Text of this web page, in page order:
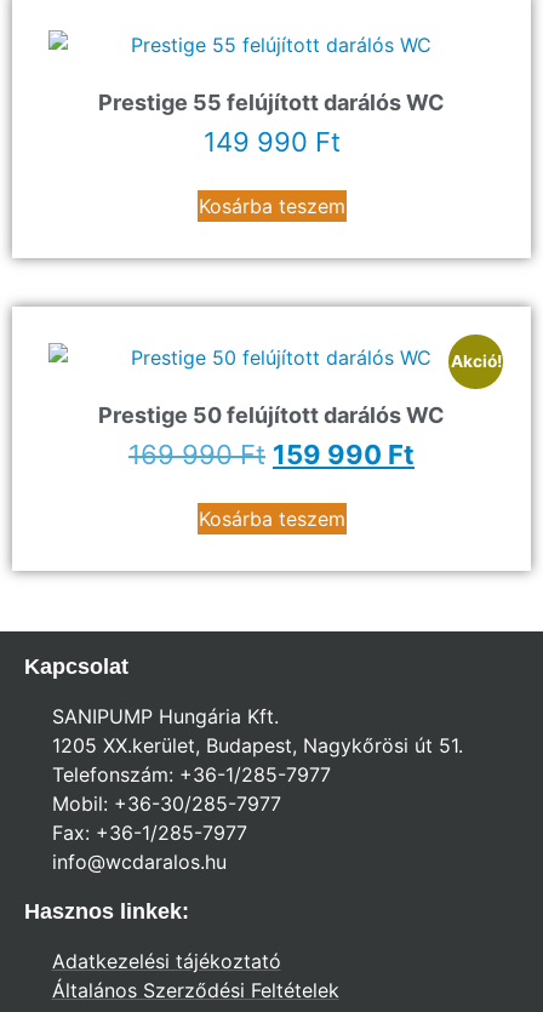
Prestige 55 felújított darálós WC
149 990 Ft
Kosárba teszem
Akció!
Prestige 50 felújított darálós WC
169 990Ft 159 990 Ft
Kosárba teszem
Kapcsolat
SANIPUMP Hungária Kft.
1205 XX.kerület, Budapest, Nagykőrösi út 51.
Telefonszám: +36-1/285-7977
Mobil: +36-30/285-7977
Fax: +36-1/285-7977
info@wcdaralos.hu
Hasznos linkek:
Adatkezelési tájékoztató
Általános Szerződési Feltételek